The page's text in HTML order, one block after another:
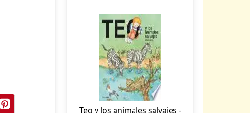
Teo y los animales salvajes -